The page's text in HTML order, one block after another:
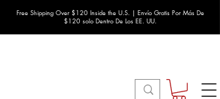
Free Shipping Over $120 Inside the U.S. | Envío Gratis Por Más De
$120 solo Dentro De Los EE. UU.